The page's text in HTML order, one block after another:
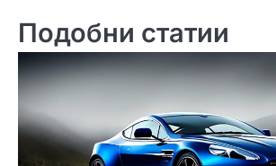
Подобни статии